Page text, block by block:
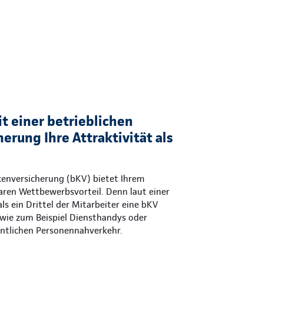
einer betrieblichen
Ihre Attraktivität als
(bKV) bietet Ihrem
Wettbewerbsvorteil. Denn laut einer
ein Drittel der Mitarbeiter eine bKV
zum Beispiel Diensthandys oder
Personennahverkehr.